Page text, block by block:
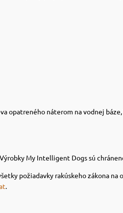
opatreného náterom na vodnej
My Intelligent Dogs sú
požiadavky rakúskeho zákona
.